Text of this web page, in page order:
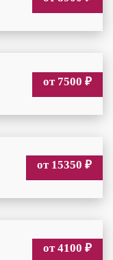
от 7500 ₽
от 15350 ₽
от 4100 ₽